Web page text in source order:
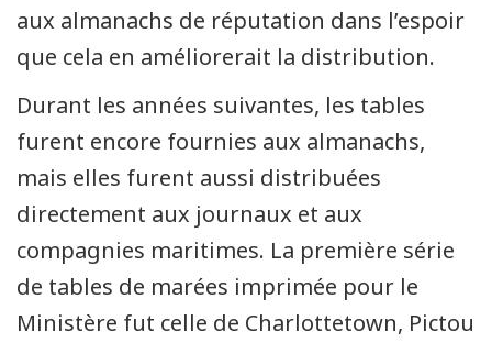
aux almanachs de réputation dans l’espoir
que cela en améliorerait la distribution.
Durant les années suivantes, les tables
furent encore fournies aux almanachs,
mais elles furent aussi distribuées
directement aux journaux et aux
compagnies maritimes. La première série
de tables de marées imprimée pour le
Ministère fut celle de Charlottetown, Pictou